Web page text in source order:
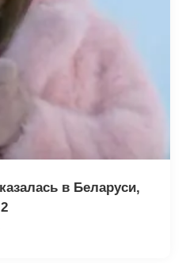
в Беларуси,